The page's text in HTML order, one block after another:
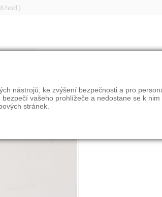
hod.)
nástrojů, ke zvýšení bezpečnosti a pro
vašeho prohlížeče a nedostane se k nim
stránek.